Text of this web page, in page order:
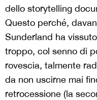
dello storytelling
Questo perché,
Sunderland ha
troppo, col senno di
rovescia, talmente
da non uscirne mai
retrocessione (la